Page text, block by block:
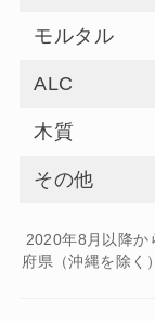
モルタル
ALC
木質
その他
2020年8月以降か
府県（沖縄を除く